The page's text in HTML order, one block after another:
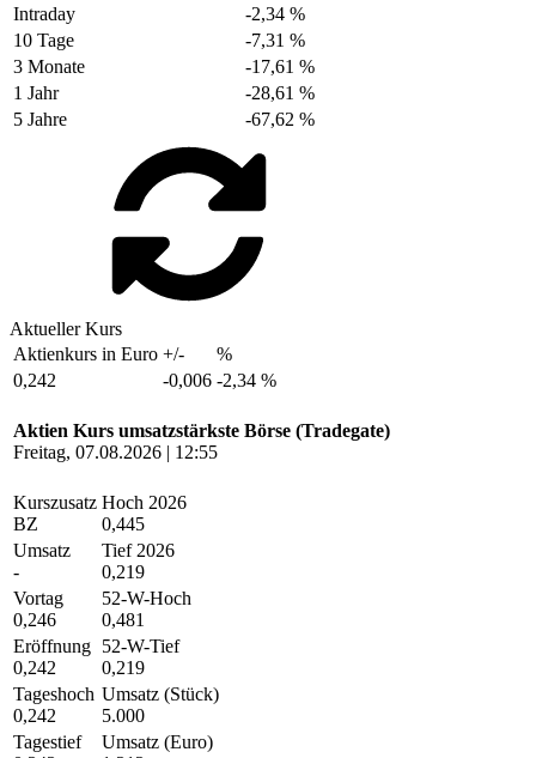
Intraday
-2,34 %
10 Tage
-7,31 %
3 Monate
-17,61 %
1 Jahr
-28,61 %
5 Jahre
-67,62 %
Aktueller Kurs
Aktienkurs in Euro +/-
%
0,242
-0,006 -2,34 %
Aktien Kurs umsatzstärkste Börse (Tradegate)
Freitag, 07.08.2026 | 12:55
Kurszusatz
BZ
Hoch 2026
0,445
Umsatz
-
Tief 2026
0,219
Vortag
0,246
52-W-Hoch
0,481
Eröffnung
0,242
52-W-Tief
0,219
Tageshoch
0,242
Umsatz (Stück)
5.000
Tagestief
Umsatz (Euro)